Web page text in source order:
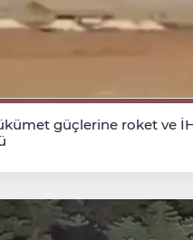
güçlerine roket ve